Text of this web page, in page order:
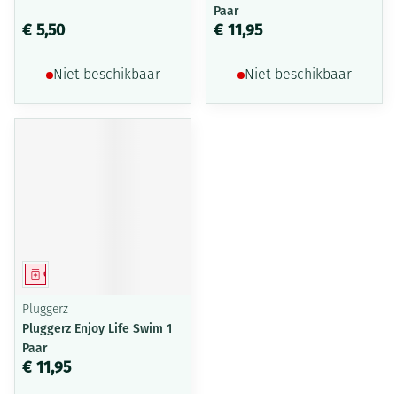
€ 5,50
Niet beschikbaar
Paar
€ 11,95
Niet beschikbaar
Geneesmiddel
Pluggerz
Pluggerz Enjoy Life Swim 1
Paar
€ 11,95